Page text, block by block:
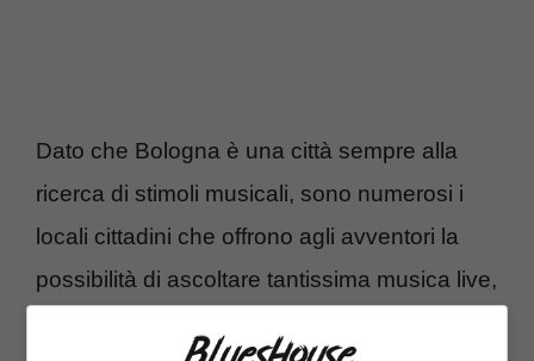
Dato che Bologna è una città sempre alla
ricerca di stimoli musicali, sono numerosi i
locali cittadini che offrono agli avventori la
possibilità di ascoltare tantissima musica live,